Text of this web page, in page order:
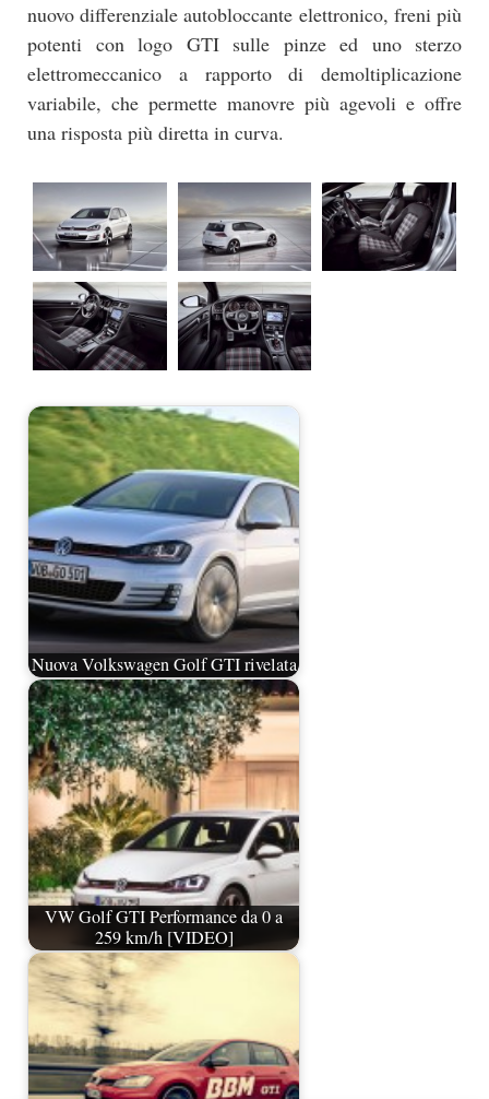
nuovo differenziale autobloccante elettronico, freni più
potenti con logo GTI sulle pinze ed uno sterzo
elettromeccanico a rapporto di demoltiplicazione
variabile, che permette manovre più agevoli e offre
una risposta più diretta in curva.
Nuova Volkswagen Golf GTI rivelata
VW Golf GTI Performance da 0 a
259 km/h [VIDEO]